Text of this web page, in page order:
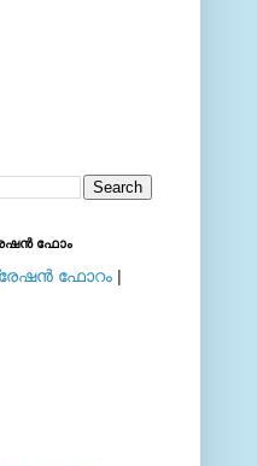
ഫോം
ഫോറം |